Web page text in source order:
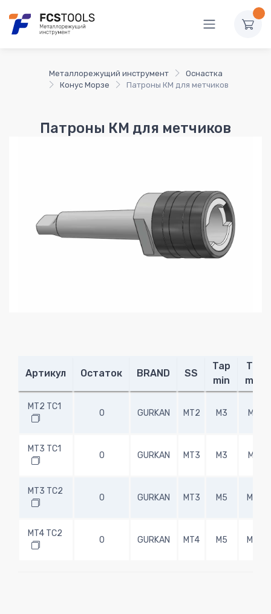
Металлорежущий инструмент
Оснастка
Конус Морзе
Патроны КМ для метчиков
Патроны КМ для метчиков
Артикул Остаток BRAND SS
Tap
min
Tap
max
MT2 TC1
0 GURKAN MT2 M3 M14
MT3 TC1
0 GURKAN MT3 M3 M14
MT3 TC2
0 GURKAN MT3 M5 M24
MT4 TC2
0 GURKAN MT4 M5 M24